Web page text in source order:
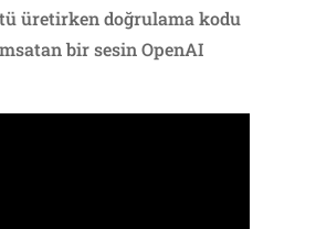
üretirken doğrulama kodu
bir sesin OpenAI